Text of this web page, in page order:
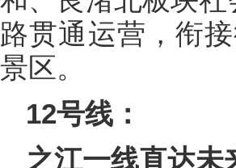
路贯通运营，衔
景区。
12号线：
之江一线直达未